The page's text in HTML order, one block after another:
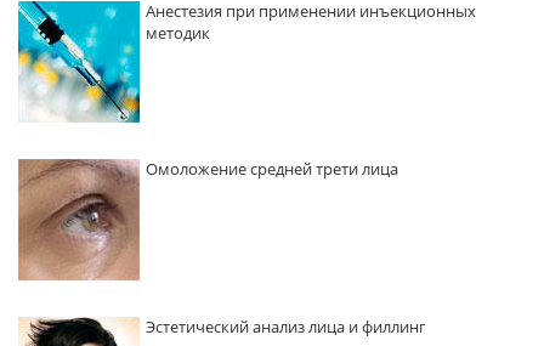
Анестезия при применении инъекционных
методик
Омоложение средней трети лица
Эстетический анализ лица и филлинг